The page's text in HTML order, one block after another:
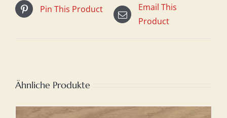
Pin This Product
Email This
Product
Ähnliche Produkte